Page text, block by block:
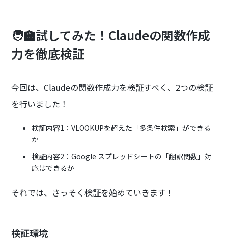
🧑‍🏫試してみた！Claudeの関数作成
力を徹底検証
今回は、Claudeの関数作成力を検証すべく、2つの検証
を行いました！
検証内容1：VLOOKUPを超えた「多条件検索」ができる
か
検証内容2：Google スプレッドシートの「翻訳関数」対
応はできるか
それでは、さっそく検証を始めていきます！
検証環境